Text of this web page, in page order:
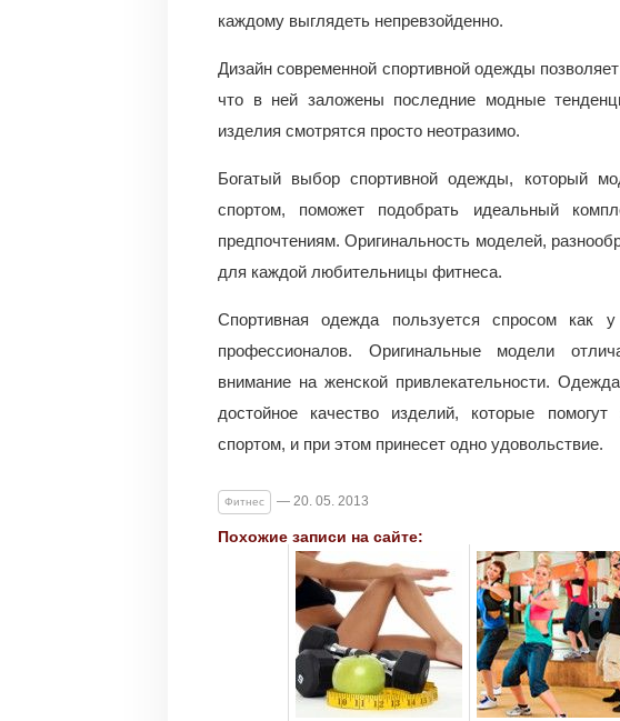
каждому выглядеть непревзойденно.
Дизайн современной спортивной одежды
что в ней заложены последние модные
изделия смотрятся просто неотразимо.
Богатый выбор спортивной одежды, который
спортом, поможет подобрать идеальный
предпочтениям. Оригинальность моделей,
для каждой любительницы фитнеса.
Спортивная одежда пользуется спросом как
профессионалов. Оригинальные модели
внимание на женской привлекательности.
достойное качество изделий, которые
спортом, и при этом принесет одно удовольствие.
Фитнес — 20. 05. 2013
Похожие записи на сайте: